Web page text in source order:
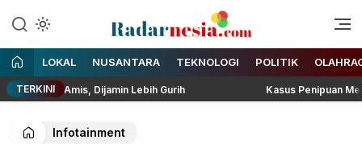
Radarnesia
Enak Dibaca
LOKAL NUSANTARA TEKNOLOGI POLITIK
TERKINI
Amis, Dijamin Lebih Gurih Kasus Penipuan Menimpa
Infotainment